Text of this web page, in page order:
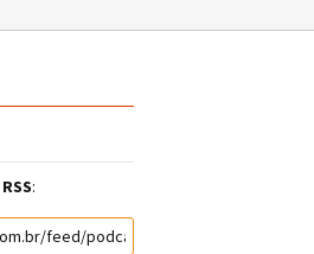
RSS: